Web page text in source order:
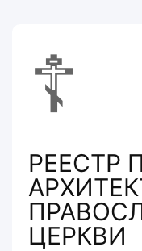
☦
РЕЕСТР
ЦЕРКВИ